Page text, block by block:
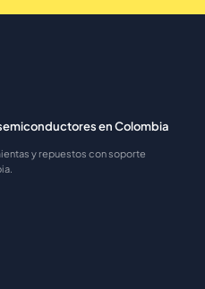
en Colombia
y repuestos con soporte